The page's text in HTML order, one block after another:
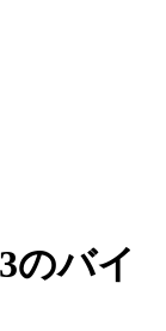
のバイ